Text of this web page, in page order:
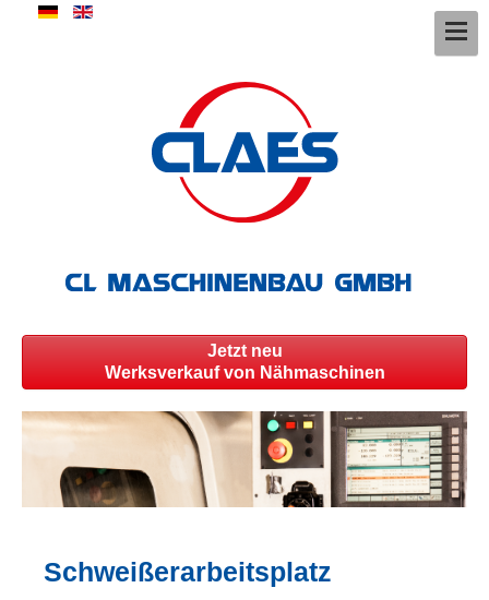
Jetzt neu
Werksverkauf von Nähmaschinen
Schweißerarbeitsplatz